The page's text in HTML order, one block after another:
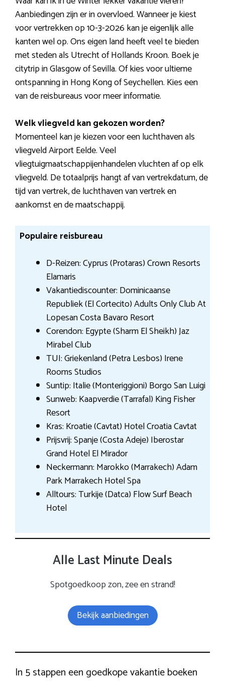
Aanbiedingen zijn er in overvloed. Wanneer je kiest
voor vertrekken op 10-3-2026 kan je eigenlijk alle
kanten wel op. Ons eigen land heeft veel te bieden
met steden als Utrecht of Hollands Kroon. Boek je
citytrip in Glasgow of Sevilla. Of kies voor ultieme
ontspanning in Hong Kong of Seychellen. Kies een
van de reisbureaus voor meer informatie.
Welk vliegveld kan gekozen worden?
Momenteel kan je kiezen voor een luchthaven als
vliegveld Airport Eelde. Veel
vliegtuigmaatschappijenhandelen vluchten af op elk
vliegveld. De totaalprijs hangt af van vertrekdatum, de
tijd van vertrek, de luchthaven van vertrek en
aankomst en de maatschappij.
Populaire reisbureau
D-Reizen: Cyprus (Protaras) Crown Resorts
Elamaris
Vakantiediscounter: Dominicaanse
Republiek (El Cortecito) Adults Only Club At
Lopesan Costa Bavaro Resort
Corendon: Egypte (Sharm El Sheikh) Jaz
Mirabel Club
TUI: Griekenland (Petra Lesbos) Irene
Rooms Studios
Suntip: Italie (Monteriggioni) Borgo San Luigi
Sunweb: Kaapverdie (Tarrafal) King Fisher
Resort
Kras: Kroatie (Cavtat) Hotel Croatia Cavtat
Prijsvrij: Spanje (Costa Adeje) Iberostar
Grand Hotel El Mirador
Neckermann: Marokko (Marrakech) Adam
Park Marrakech Hotel Spa
Alltours: Turkije (Datca) Flow Surf Beach
Hotel
Alle Last Minute Deals
Spotgoedkoop zon, zee en strand!
Bekijk aanbiedingen
In 5 stappen een goedkope vakantie boeken